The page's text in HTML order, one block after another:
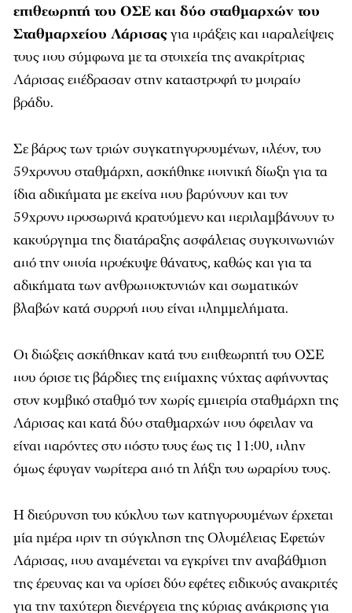
επιθεωρητή του ΟΣΕ και δύο σταθμαρχών του
Σταθμαρχείου Λάρισαςγια πράξεις και παραλείψεις
τους που σύμφωνα με τα στοιχεία της ανακρίτριας
Λάρισας επέδρασαν στην καταστροφή το μοιραίο
βράδυ.
Σε βάρος των τριών συγκατηγορουμένων, πλέον, του
59χρονου σταθμάρχη, ασκήθηκε ποινική δίωξη για τα
ίδια αδικήματα με εκείνα που βαρύνουν και τον
59χρονο προσωρινά κρατούμενο και περιλαμβάνουν το
κακούργημα της διατάραξης ασφάλειας συγκοινωνιών
από την οποία προέκυψε θάνατος, καθώς και για τα
αδικήματα των ανθρωποκτονιών και σωματικών
βλαβών κατά συρροή που είναι πλημμελήματα.
Οι διώξεις ασκήθηκαν κατά του επιθεωρητή του ΟΣΕ
που όρισε τις βάρδιες της επίμαχης νύχτας αφήνοντας
στον κομβικό σταθμό τον χωρίς εμπειρία σταθμάρχη της
Λάρισας και κατά δύο σταθμαρχών που όφειλαν να
είναι παρόντες στο πόστο τους έως τις 11:00, πλην
όμως έφυγαν νωρίτερα από τη λήξη του ωραρίου τους.
Η διεύρυνση του κύκλου των κατηγορουμένων έρχεται
μία ημέρα πριν τη σύγκληση της Ολομέλειας Εφετών
Λάρισας, που αναμένεται να εγκρίνει την αναβάθμιση
της έρευνας και να ορίσει δύο εφέτες ειδικούς ανακριτές
για την ταχύτερη διενέργεια της κύριας ανάκρισης για